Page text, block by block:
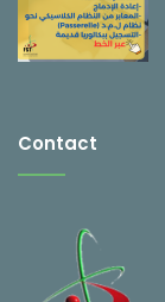
Contact